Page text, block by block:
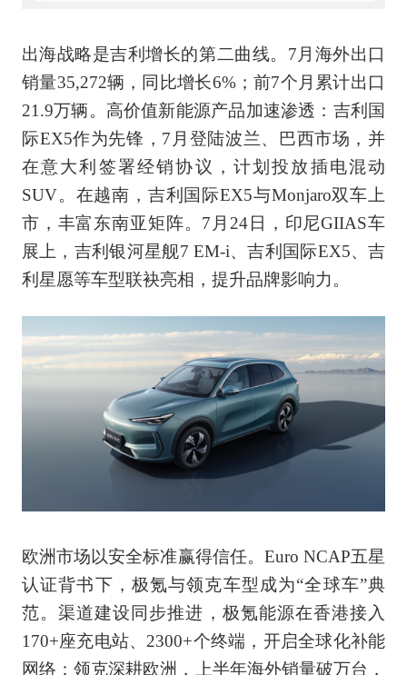
出海战略是吉利增长的第二曲线。7月海外出口
销量35,272辆，同比增长6%；前7个月累计出口
21.9万辆。高价值新能源产品加速渗透：吉利国
际EX5作为先锋，7月登陆波兰、巴西市场，并
在意大利签署经销协议，计划投放插电混动
SUV。在越南，吉利国际EX5与Monjaro双车上
市，丰富东南亚矩阵。7月24日，印尼GIIAS车
展上，吉利银河星舰7 EM-i、吉利国际EX5、吉
利星愿等车型联袂亮相，提升品牌影响力。
欧洲市场以安全标准赢得信任。Euro NCAP五星
认证背书下，极氪与领克车型成为“全球车”典
范。渠道建设同步推进，极氪能源在香港接入
170+座充电站、2300+个终端，开启全球化补能
网络；领克深耕欧洲，上半年海外销量破万台，